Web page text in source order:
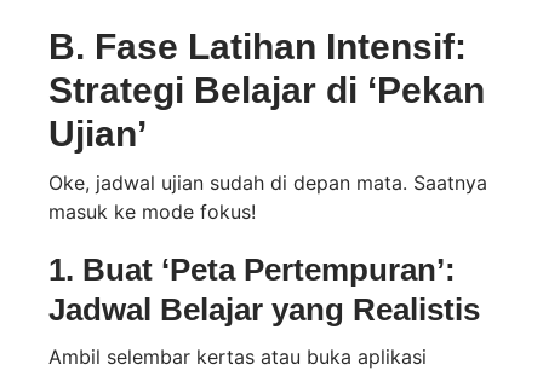
B. Fase Latihan Intensif:
Strategi Belajar di ‘Pekan
Ujian’
Oke, jadwal ujian sudah di depan mata. Saatnya
masuk ke mode fokus!
1. Buat ‘Peta Pertempuran’:
Jadwal Belajar yang Realistis
Ambil selembar kertas atau buka aplikasi